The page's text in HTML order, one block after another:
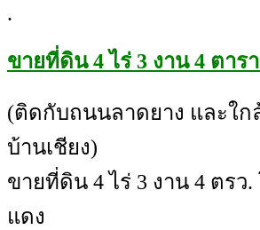
.
ขายที่ดิน 4 ไร่ 3 งาน 4 ตาร
(ติดกับถนนลาดยาง และใ
บ้านเชียง)
ขายที่ดิน 4 ไร่ 3 งาน 4 ตร
แดง